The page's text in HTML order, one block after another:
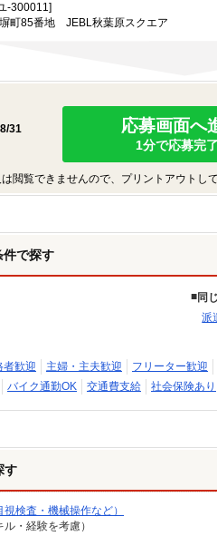
-300011]
町85番地 JEBL秋葉原スクエア
31
応募画面へ
1分で応募完
閲覧できませんので、プリントアウトし
件で探す
同
派
者歓迎 主婦・主夫歓迎 フリーター歓迎
バイク通勤OK 交通費支給 社会保険あり
す
検査・機械操作など）
・経験を考慮）